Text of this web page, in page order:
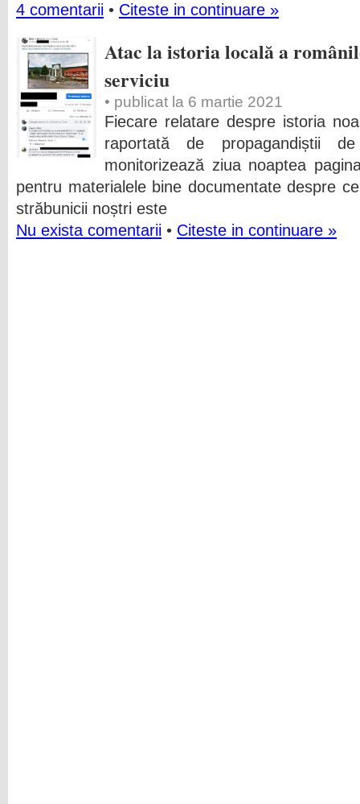
4 comentarii • Citeste in continuare »
Atac la istoria locală a
serviciu
• publicat la 6 martie 2021
Fiecare relatare despre istoria
raportată de propagandiștii
monitorizează ziua noaptea
pentru materialele bine documentate despre
străbunicii noștri este
Nu exista comentarii • Citeste in continuare »